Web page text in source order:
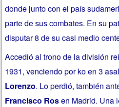
donde junto con el país
parte de sus combates. En su
disputar 8 de su casi medio
Accedió al trono de la división
1931, venciendo por ko en 3
Lorenzo. Lo perdió, también
Francisco Rosen Madrid. Una